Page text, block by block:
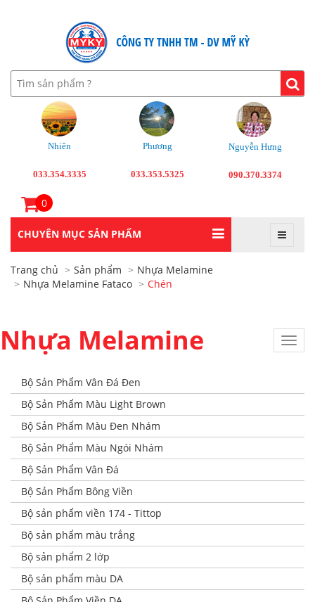
Nhiên
033.354.3335
Phương
033.353.5325
Nguyễn Hưng
090.370.3374
0
CHUYÊN MỤC SẢN PHẨM
Trang chủ Sản phẩm
Nhựa Melamine
Nhựa Melamine Fataco
Chén
Nhựa Melamine
Bộ Sản Phẩm Vân Đá Đen
Bộ Sản Phẩm Màu Light Brown
Bộ Sản Phẩm Màu Đen Nhám
Bộ Sản Phẩm Màu Ngói Nhám
Bộ Sản Phẩm Vân Đá
Bộ Sản Phẩm Bông Viền
Bộ sản phẩm viền 174 - Tittop
Bộ sản phẩm màu trắng
Bộ sản phẩm 2 lớp
Bộ sản phẩm màu DA